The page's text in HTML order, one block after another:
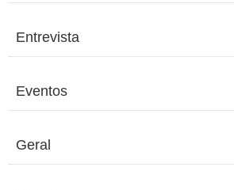
Entrevista
Eventos
Geral